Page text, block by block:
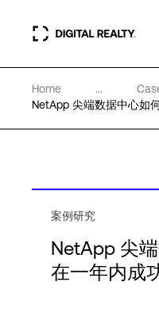
数据中心
专业知识和资源
Home ...
NetApp 尖端数据中心如
案例研究
NetApp 尖
在一年内成